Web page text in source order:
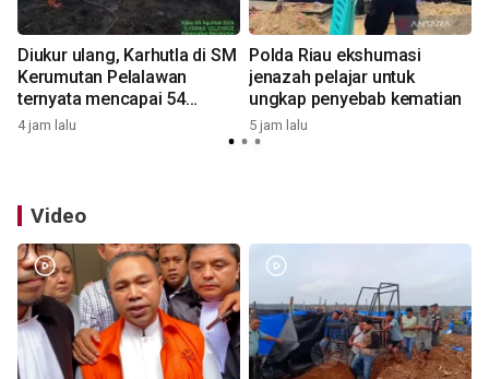
Diukur ulang, Karhutla di SM
Kerumutan Pelalawan
ternyata mencapai 54
hektare
4 jam lalu
Polda Riau ekshumasi
jenazah pelajar untuk
ungkap penyebab kematian
5 jam lalu
Video